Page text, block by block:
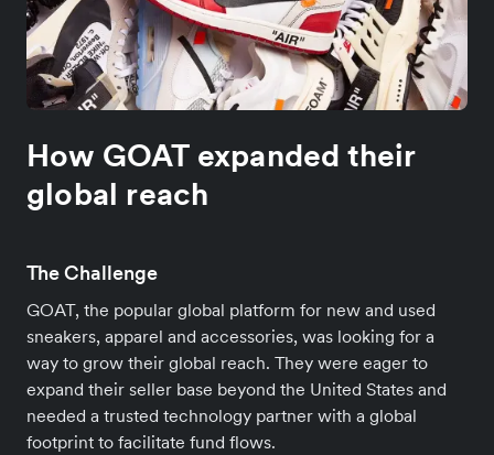
How GOAT expanded their
global reach
The Challenge
GOAT, the popular global platform for new and used
sneakers, apparel and accessories, was looking for a
way to grow their global reach. They were eager to
expand their seller base beyond the United States and
needed a trusted technology partner with a global
footprint to facilitate fund flows.